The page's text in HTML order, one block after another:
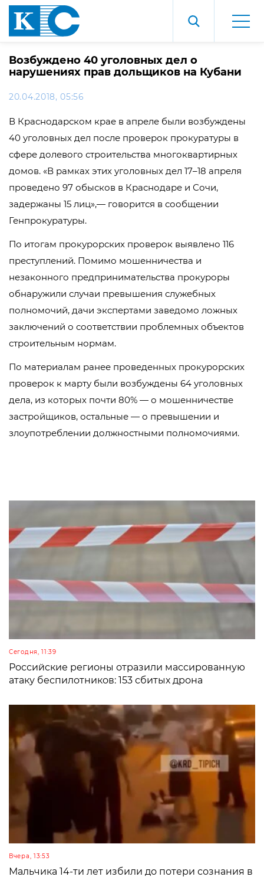
Возбуждено 40 уголовных дел о
нарушениях прав дольщиков на Кубани
20.04.2018, 05:56
В Краснодарском крае в апреле были возбуждены
40 уголовных дел после проверок прокуратуры в
сфере долевого строительства многоквартирных
домов. «В рамках этих уголовных дел 17–18 апреля
проведено 97 обысков в Краснодаре и Сочи,
задержаны 15 лиц»,— говорится в сообщении
Генпрокуратуры.
По итогам прокурорских проверок выявлено 116
преступлений. Помимо мошенничества и
незаконного предпринимательства прокуроры
обнаружили случаи превышения служебных
полномочий, дачи экспертами заведомо ложных
заключений о соответствии проблемных объектов
строительным нормам.
По материалам ранее проведенных прокурорских
проверок к марту были возбуждены 64 уголовных
дела, из которых почти 80% — о мошенничестве
застройщиков, остальные — о превышении и
злоупотреблении должностными полномочиями.
Сегодня, 11:39
Российские регионы отразили массированную
атаку беспилотников: 153 сбитых дрона
Вчера, 13:53
Мальчика 14-ти лет избили до потери сознания в